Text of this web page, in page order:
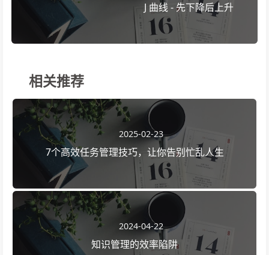
J 曲线 - 先下降后上升
相关推荐
2025-02-23
7个高效任务管理技巧，让你告别忙乱人生
2024-04-22
知识管理的效率陷阱